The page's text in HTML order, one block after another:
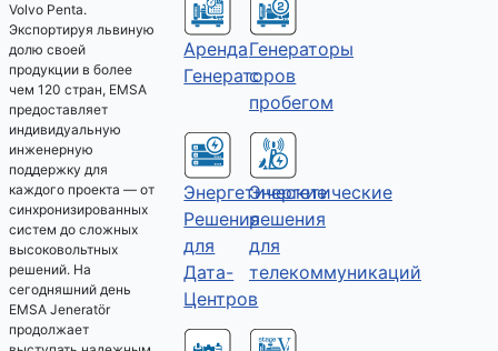
Volvo Penta.
Экспортируя львиную
долю своей
продукции в более
чем 120 стран, EMSA
предоставляет
индивидуальную
инженерную
поддержку для
каждого проекта — от
синхронизированных
систем до сложных
высоковольтных
решений. На
сегодняшний день
EMSA Jeneratör
продолжает
Аренда
Генераторов
Генераторы
с
пробегом
Энергетические
Решения
для
Дата-
Центров
Энергетические
решения
для
телекоммуникаций